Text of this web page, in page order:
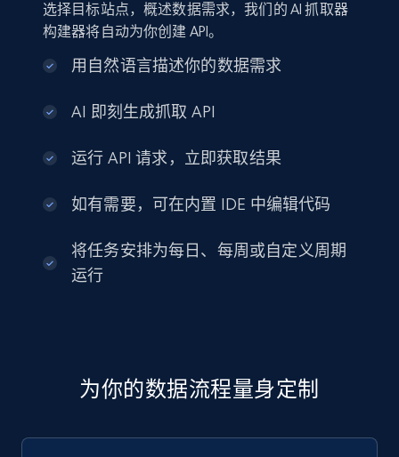
选择目标站点，概述数据需求，我们的 AI 抓取器
构建器将自动为你创建 API。
用自然语言描述你的数据需求
AI 即刻生成抓取 API
运行 API 请求，立即获取结果
如有需要，可在内置 IDE 中编辑代码
将任务安排为每日、每周或自定义周期
运行
为你的数据流程量身定制